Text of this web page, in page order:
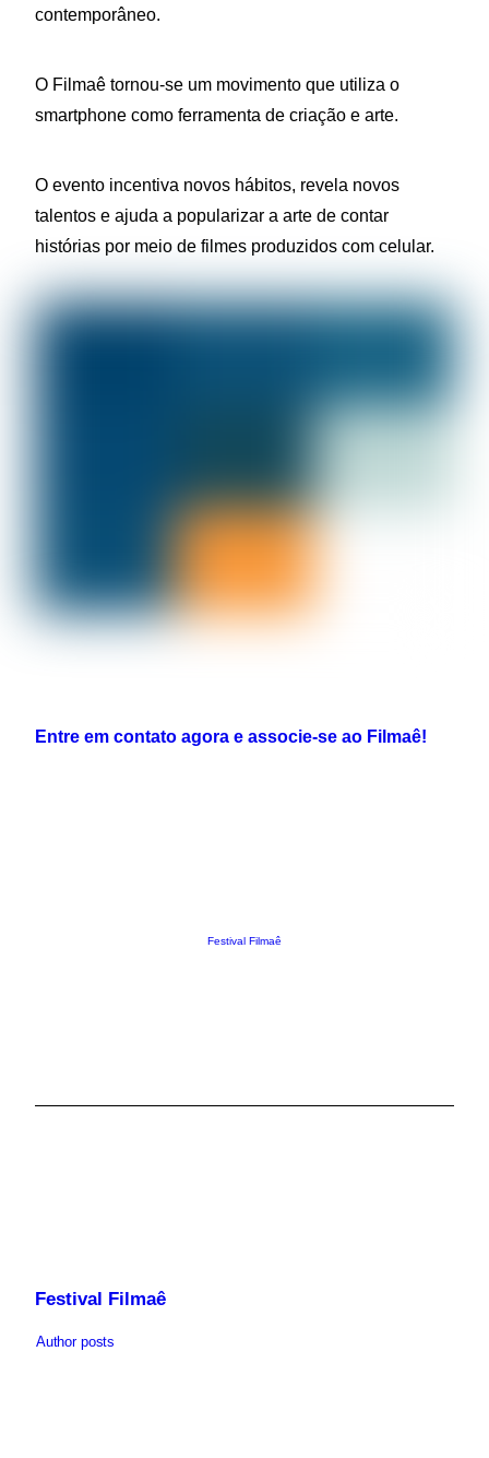
Festival Filmaê
contemporâneo.
O Filmaê tornou-se um movimento que utiliza o
smartphone como ferramenta de criação e arte.
O evento incentiva novos hábitos, revela novos
talentos e ajuda a popularizar a arte de contar
histórias por meio de filmes produzidos com celular.
Entre em contato agora e associe-se ao Filmaê!
Festival Filmaê
Author posts